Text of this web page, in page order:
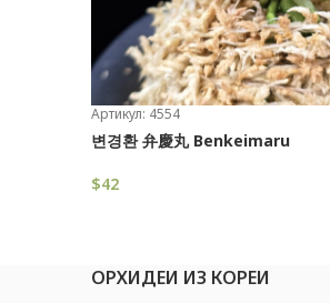
Артикул: 4554
변경환 弁慶丸 Benkeimaru
$42
ОРХИДЕИ ИЗ КОРЕИ